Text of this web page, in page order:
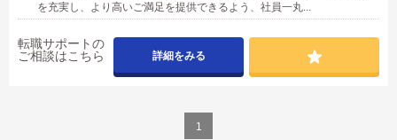
を充実し、より高いご満足を提供できるよう、社員一丸...
転職サポートの
ご相談はこちら
詳細をみる
1